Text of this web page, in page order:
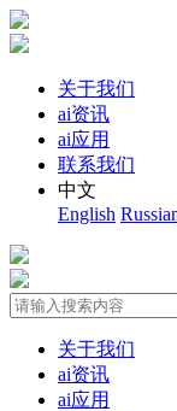
关于我们
ai资讯
ai应用
联系我们
中文
English
关于我们
ai资讯
ai应用